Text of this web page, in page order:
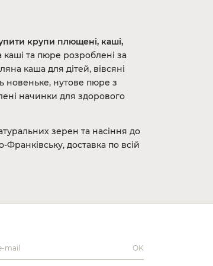
крупи плющені, каші,
каші та пюре розроблені за
каша для дітей, вівсяні
новеньке, нутове пюре з
начинки для здорового
зерен та насіння до
доставка по всій
OK